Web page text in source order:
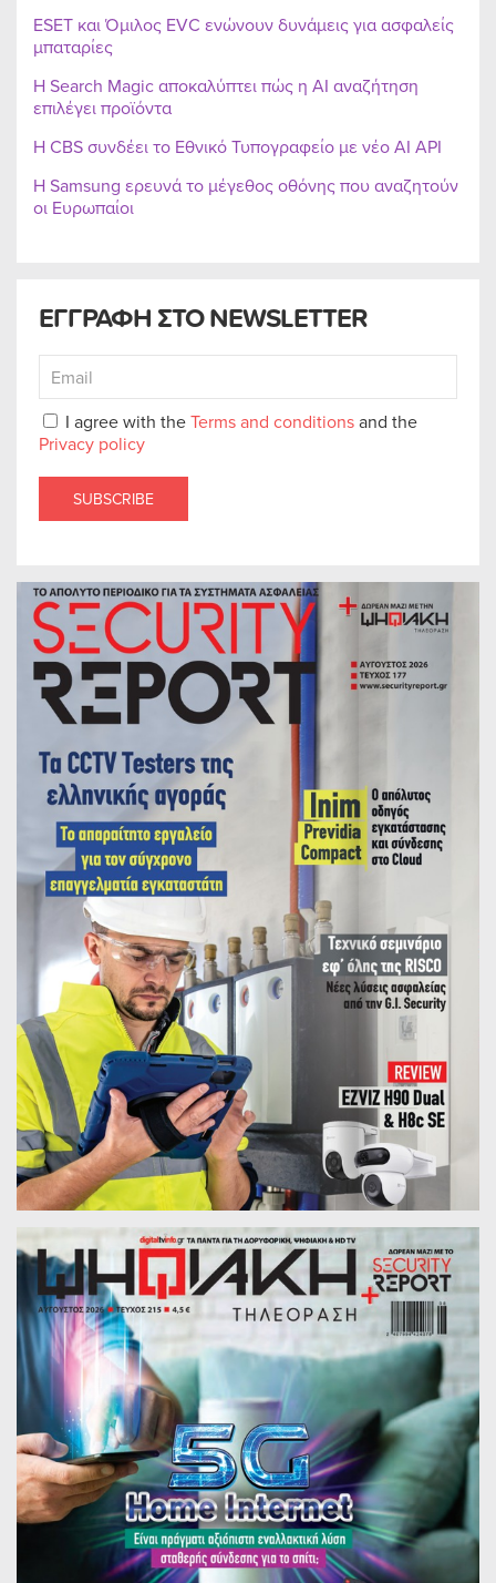
ΕΓΓΡΑΦΗ ΣΤΟ NEWSLETTER
I agree with theTerms and conditionsand the
Privacy policy
SUBSCRIBE
ESET και Όμιλος EVC ενώνουν δυνάμεις για ασφαλείς
μπαταρίες
Η Search Magic αποκαλύπτει πώς η AI αναζήτηση
επιλέγει προϊόντα
Η CBS συνδέει το Εθνικό Τυπογραφείο με νέο AI API
Η Samsung ερευνά το μέγεθος οθόνης που αναζητούν
οι Ευρωπαίοι